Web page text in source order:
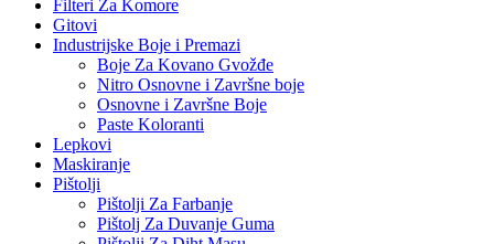
Filteri Za Komore
Gitovi
Industrijske Boje i Premazi
Boje Za Kovano Gvožđe
Nitro Osnovne i Završne boje
Osnovne i Završne Boje
Paste Koloranti
Lepkovi
Maskiranje
Pištolji
Pištolji Za Farbanje
Pištolj Za Duvanje Guma